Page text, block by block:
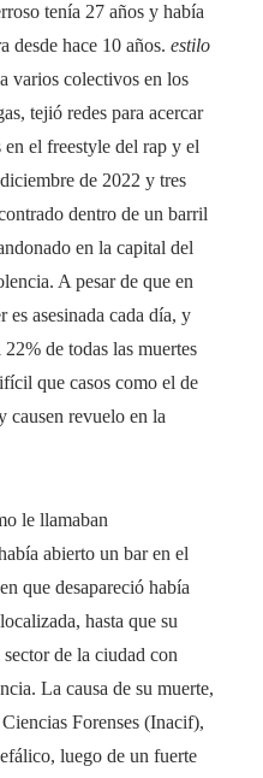
tenía 27 años y había
desde hace 10 años. estilo
varios colectivos en los
tejió redes para acercar
el freestyle del rap y el
de 2022 y tres
dentro de un barril
en la capital del
A pesar de que en
es asesinada cada día, y
de todas las muertes
que casos como el de
causen revuelo en la
le llamaban
abierto un bar en el
que desapareció había
hasta que su
de la ciudad con
La causa de su muerte,
Forenses (Inacif),
luego de un fuerte